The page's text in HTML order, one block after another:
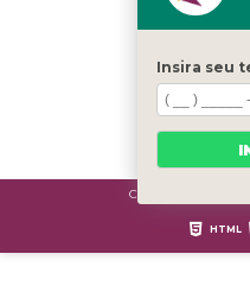
Copyright ©
HTML
Insira seu